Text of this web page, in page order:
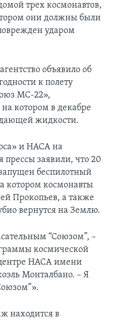
трех космонавтов,
они должны были
ударом
объявило об
к полету
МС-22»,
котором в декабре
жидкости.
и НАСА на
прессы заявили, что 20
беспилотный
котором космонавты
Прокопьев, а также
вернутся на Землю.
“Союзом”, –
космической
НАСА имени
Монталбано. – Я
находится в